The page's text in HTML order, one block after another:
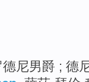
德尼男爵 ; 德